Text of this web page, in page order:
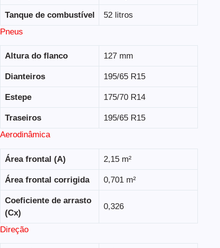
Tanque de combustível
52 litros
Pneus
Altura do flanco 127 mm
Dianteiros 195/65 R15
Estepe 175/70 R14
Traseiros
195/65 R15
Aerodinâmica
Área frontal (A) 2,15 m²
Área frontal corrigida 0,701 m²
Coeficiente de arrasto
(Cx)
0,326
Direção